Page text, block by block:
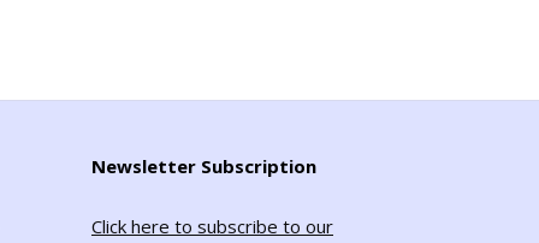
Newsletter Subscription
Click here to subscribe to our